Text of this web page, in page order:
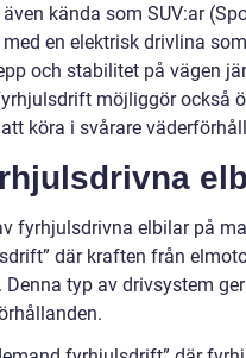
kända som SUV:ar
en elektrisk drivlina
och stabilitet på vägen
möjliggör också
köra i svårare
fyrhjulsdrivna elbilar på
där kraften från
typ av drivsystem